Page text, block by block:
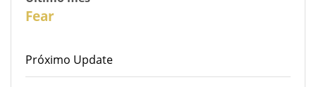
Fear
Próximo Update